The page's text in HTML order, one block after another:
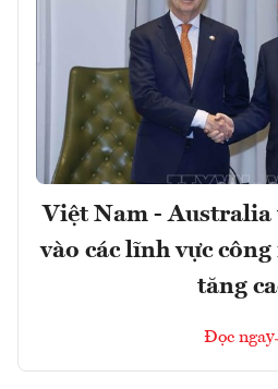
Việt Nam - Australia
vào các lĩnh vực
tăng
Đọc ngay